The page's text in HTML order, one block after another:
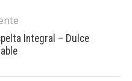
Integral – Dulce